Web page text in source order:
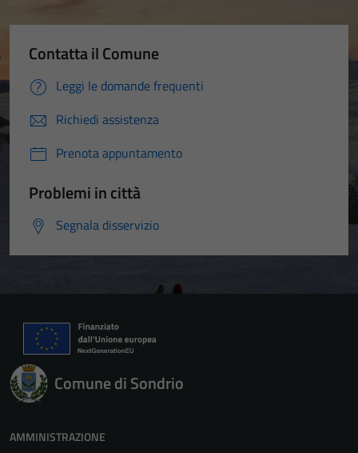
Contatta il Comune
Leggi le domande frequenti
Richiedi assistenza
Prenota appuntamento
Problemi in città
Segnala disservizio
Comune di Sondrio
AMMINISTRAZIONE